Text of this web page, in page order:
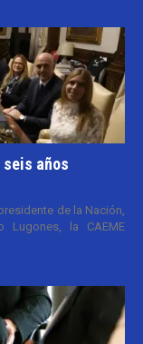
seis años
de la Nación,
la CAEME